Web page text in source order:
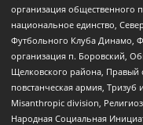
организация общественного
национальное единство,
Футбольного Клуба Динамо,
организация п. Боровский,
Щелковского района, Правый
повстанческая армия, Тризуб
Misanthropic division,
Народная Социальная